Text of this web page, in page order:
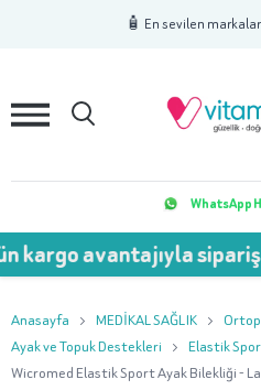
🧴 En sevilen
2
WhatsApp
avantajıyla sipariş ver!
Anasayfa MEDİKAL SAĞLIK
Ayak ve Topuk Destekleri
Elastik
Wicromed Elastik Sport Ayak Bilekliği -